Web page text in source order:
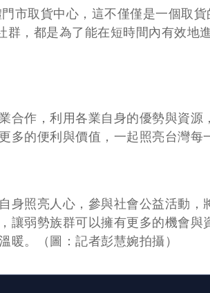
市取貨中心，這不僅僅是一個取
，都是為了能在短時間內有效地
合作，利用各業自身的優勢與資
的便利與價值，一起照亮台灣每
身照亮人心，參與社會公益活動
讓弱勢族群可以擁有更多的機會
暖。（圖：記者彭慧婉拍攝）